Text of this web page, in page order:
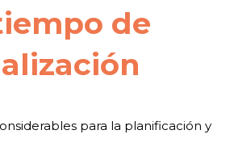
de
para la planificación y